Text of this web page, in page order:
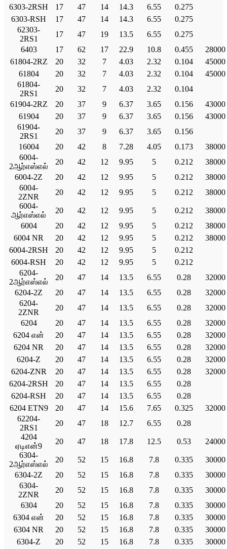
6303-2RSH
17 47 14 14.3 6.55
0.275
6303-RSH
17 47 14 14.3 6.55
0.275
62303-
2RS1
17 47 19 13.5 6.55
0.275
6403
17 62 17 22.9 10.8 0.455
28000
61804-2RZ
20 32 7 4.03 2.32 0.104
45000
61804
20 32 7 4.03 2.32 0.104
45000
61804-
2RS1
20 32 7 4.03 2.32
0.104
61904-2RZ
20 37 9 6.37 3.65 0.156
43000
61904
20 37 9 6.37 3.65 0.156
43000
61904-
2RS1
20 37 9 6.37 3.65
0.156
16004
20 42 8 7.28 4.05 0.173
38000
6004-
2ஆர்எஸ்எல்
20 42 12 9.95 5 0.212
38000
6004-2Z
20 42 12 9.95 5 0.212
38000
6004-
2ZNR
20 42 12 9.95 5 0.212
38000
6004-
ஆர்எஸ்எல்
20 42 12 9.95 5 0.212
38000
6004
20 42 12 9.95 5 0.212
38000
6004 NR
20 42 12 9.95 5 0.212
38000
6004-2RSH
20 42 12 9.95 5
0.212
6004-RSH
20 42 12 9.95 5
0.212
6204-
2ஆர்எஸ்எல்
20 47 14 13.5 6.55 0.28
32000
6204-2Z
20 47 14 13.5 6.55 0.28
32000
6204-
2ZNR
20 47 14 13.5 6.55 0.28
32000
6204
20 47 14 13.5 6.55 0.28
32000
6204 என்
20 47 14 13.5 6.55 0.28
32000
6204 NR
20 47 14 13.5 6.55 0.28
32000
6204-Z
20 47 14 13.5 6.55 0.28
32000
6204-ZNR
20 47 14 13.5 6.55 0.28
32000
6204-2RSH
20 47 14 13.5 6.55
0.28
6204-RSH
20 47 14 13.5 6.55
0.28
6204 ETN9
20 47 14 15.6 7.65 0.325
32000
62204-
2RS1
20 47 18 12.7 6.55
0.28
4204
ஏடிஎன்9
20 47 18 17.8 12.5 0.53
24000
6304-
2ஆர்எஸ்எல்
20 52 15 16.8 7.8 0.335
30000
6304-2Z
20 52 15 16.8 7.8 0.335
30000
6304-
2ZNR
20 52 15 16.8 7.8 0.335
30000
6304
20 52 15 16.8 7.8 0.335
30000
6304 என்
20 52 15 16.8 7.8 0.335
30000
6304 NR
20 52 15 16.8 7.8 0.335
30000
6304-Z
20 52 15 16.8 7.8 0.335
30000